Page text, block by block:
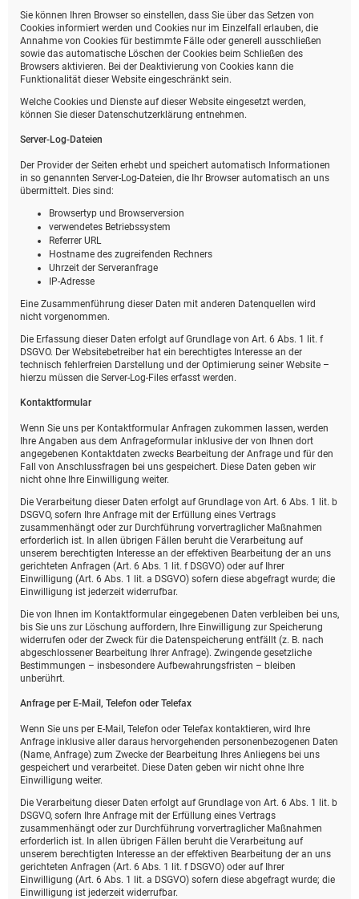
Sie können Ihren Browser so einstellen, dass Sie über das Setzen von
Cookies informiert werden und Cookies nur im Einzelfall erlauben, die
Annahme von Cookies für bestimmte Fälle oder generell ausschließen
sowie das automatische Löschen der Cookies beim Schließen des
Browsers aktivieren. Bei der Deaktivierung von Cookies kann die
Funktionalität dieser Website eingeschränkt sein.
Welche Cookies und Dienste auf dieser Website eingesetzt werden,
können Sie dieser Datenschutzerklärung entnehmen.
Server-Log-Dateien
Der Provider der Seiten erhebt und speichert automatisch Informationen
in so genannten Server-Log-Dateien, die Ihr Browser automatisch an uns
übermittelt. Dies sind:
Browsertyp und Browserversion
verwendetes Betriebssystem
Referrer URL
Hostname des zugreifenden Rechners
Uhrzeit der Serveranfrage
IP-Adresse
Eine Zusammenführung dieser Daten mit anderen Datenquellen wird
nicht vorgenommen.
Die Erfassung dieser Daten erfolgt auf Grundlage von Art. 6 Abs. 1 lit. f
DSGVO. Der Websitebetreiber hat ein berechtigtes Interesse an der
technisch fehlerfreien Darstellung und der Optimierung seiner Website –
hierzu müssen die Server-Log-Files erfasst werden.
Kontaktformular
Wenn Sie uns per Kontaktformular Anfragen zukommen lassen, werden
Ihre Angaben aus dem Anfrageformular inklusive der von Ihnen dort
angegebenen Kontaktdaten zwecks Bearbeitung der Anfrage und für den
Fall von Anschlussfragen bei uns gespeichert. Diese Daten geben wir
nicht ohne Ihre Einwilligung weiter.
Die Verarbeitung dieser Daten erfolgt auf Grundlage von Art. 6 Abs. 1 lit. b
DSGVO, sofern Ihre Anfrage mit der Erfüllung eines Vertrags
zusammenhängt oder zur Durchführung vorvertraglicher Maßnahmen
erforderlich ist. In allen übrigen Fällen beruht die Verarbeitung auf
unserem berechtigten Interesse an der effektiven Bearbeitung der an uns
gerichteten Anfragen (Art. 6 Abs. 1 lit. f DSGVO) oder auf Ihrer
Einwilligung (Art. 6 Abs. 1 lit. a DSGVO) sofern diese abgefragt wurde; die
Einwilligung ist jederzeit widerrufbar.
Die von Ihnen im Kontaktformular eingegebenen Daten verbleiben bei uns,
bis Sie uns zur Löschung auffordern, Ihre Einwilligung zur Speicherung
widerrufen oder der Zweck für die Datenspeicherung entfällt (z. B. nach
abgeschlossener Bearbeitung Ihrer Anfrage). Zwingende gesetzliche
Bestimmungen – insbesondere Aufbewahrungsfristen – bleiben
unberührt.
Anfrage per E-Mail, Telefon oder Telefax
Wenn Sie uns per E-Mail, Telefon oder Telefax kontaktieren, wird Ihre
Anfrage inklusive aller daraus hervorgehenden personenbezogenen Daten
(Name, Anfrage) zum Zwecke der Bearbeitung Ihres Anliegens bei uns
gespeichert und verarbeitet. Diese Daten geben wir nicht ohne Ihre
Einwilligung weiter.
Die Verarbeitung dieser Daten erfolgt auf Grundlage von Art. 6 Abs. 1 lit. b
DSGVO, sofern Ihre Anfrage mit der Erfüllung eines Vertrags
zusammenhängt oder zur Durchführung vorvertraglicher Maßnahmen
erforderlich ist. In allen übrigen Fällen beruht die Verarbeitung auf
unserem berechtigten Interesse an der effektiven Bearbeitung der an uns
gerichteten Anfragen (Art. 6 Abs. 1 lit. f DSGVO) oder auf Ihrer
Einwilligung (Art. 6 Abs. 1 lit. a DSGVO) sofern diese abgefragt wurde; die
Einwilligung ist jederzeit widerrufbar.